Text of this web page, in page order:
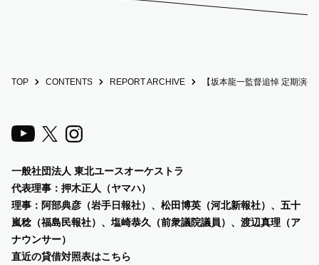
TOP CONTENTS REPORT ARCHIVE 【坂本龍一監督追悼 定期演
一般社団法人 東北ユースオーケストラ
代表理事：押木正人（ヤマハ）
理事：阿部典彦（岩手日報社）、 松田博英（河北新報社）、五十
嵐稔（福島民報社）、塩崎恭久（前衆議院議員）、渡辺真理（ア
ナウンサー）
直近の貸借対照表はこちら